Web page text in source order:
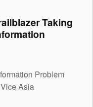
Taking
Problem
Asia